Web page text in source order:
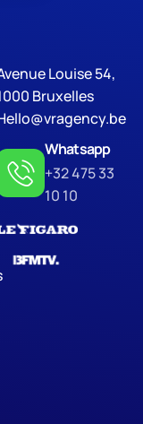
Louise 54,
Bruxelles
Whatsapp
+32 475 33
10 10